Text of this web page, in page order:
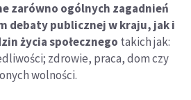
zarówno ogólnych zagadnień
debaty publicznej w kraju, jak i
życia społecznego takich jak:
zdrowie, praca, dom czy
wolności.